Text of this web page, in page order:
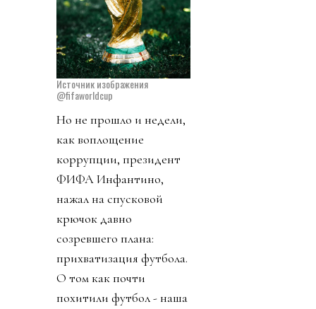
Источник изображения
@fifaworldcup
Но не прошло и недели,
как воплощение
коррупции, президент
ФИФА Инфантино,
нажал на спусковой
крючок давно
созревшего плана:
прихватизация футбола.
О том как почти
похитили футбол - наша